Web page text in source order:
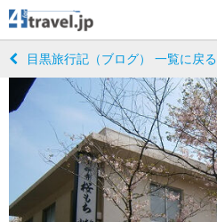
目黒旅行記（ブログ） 一覧に戻る